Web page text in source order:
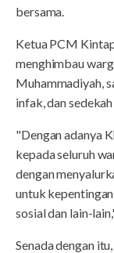
bersama.
Ketua PCM
menghimbau
Muhammadiyah,
infak, dan
"Dengan adanya
kepada seluruh
dengan
untuk
sosial dan lain-
Senada dengan